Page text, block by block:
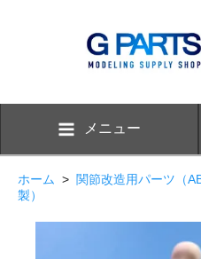
メニュー
ホーム > 関節改造用パーツ（
製）